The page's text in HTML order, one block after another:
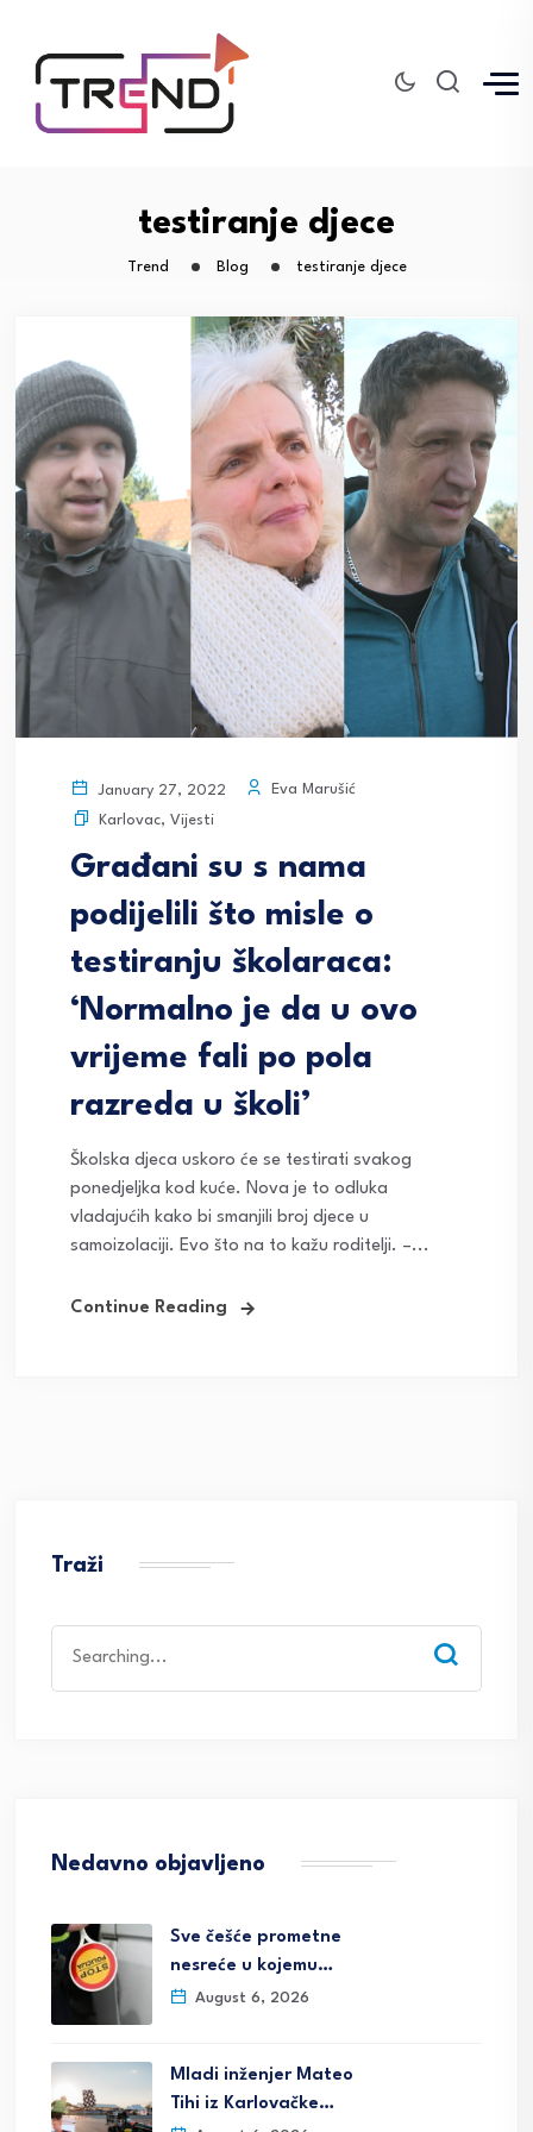
testiranje djece
Trend Blog testiranje djece
January 27, 2022
Eva Marušić
Karlovac, Vijesti
Građani su s nama
podijelili što misle o
testiranju školaraca:
‘Normalno je da u ovo
vrijeme fali po pola
razreda u školi’
Školska djeca uskoro će se testirati svakog
ponedjeljka kod kuće. Nova je to odluka
vladajućih kako bi smanjili broj djece u
samoizolaciji. Evo što na to kažu roditelji. –...
Continue Reading
Traži
for:
Nedavno objavljeno
Sve češće prometne
nesreće u kojemu…
August 6, 2026
Mladi inženjer Mateo
Tihi iz Karlovačke…